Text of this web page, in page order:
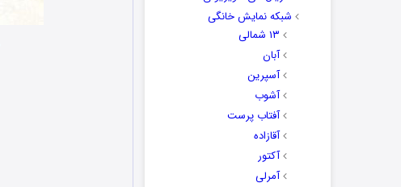
شبکه نمایش خانگی
۱۳ شمالی
آبان
آسپرین
آشوب
آفتاب پرست
آقازاده
آکتور
آمرلی